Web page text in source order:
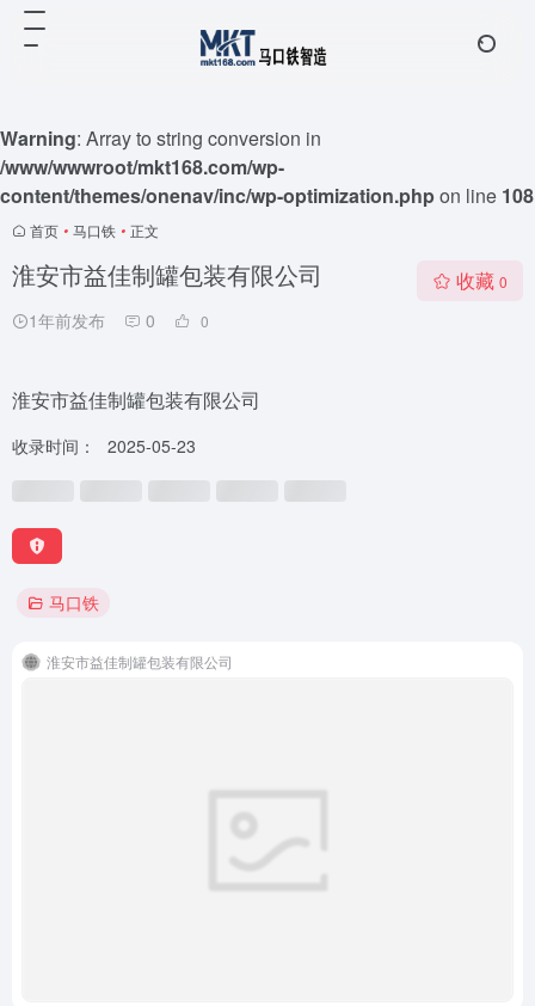
Warning: Array to string conversion in
/www/wwwroot/mkt168.com/wp-
content/themes/onenav/inc/wp-optimization.phpon line 108
首页 • 马口铁 • 正文
淮安市益佳制罐包装有限公司
1年前发布 0 0
收藏 0
淮安市益佳制罐包装有限公司
收录时间： 2025-05-23
马口铁
淮安市益佳制罐包装有限公司